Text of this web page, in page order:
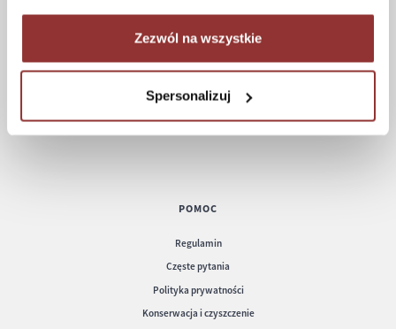
Zezwól na wszystkie
Spersonalizuj
Jak kupować
Formy płatności
Koszt dostawy
Informacje techniczne
POMOC
Regulamin
Częste pytania
Polityka prywatności
Konserwacja i czyszczenie